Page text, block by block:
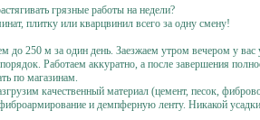
грязные работы на недели?
плитку или кварцвинил всего за одну смену!
250 м за один день. Заезжаем утром вечером у вас
Работаем аккуратно, а после завершения
по магазинам.
качественный материал (цемент, песок,
и демпферную ленту. Никакой